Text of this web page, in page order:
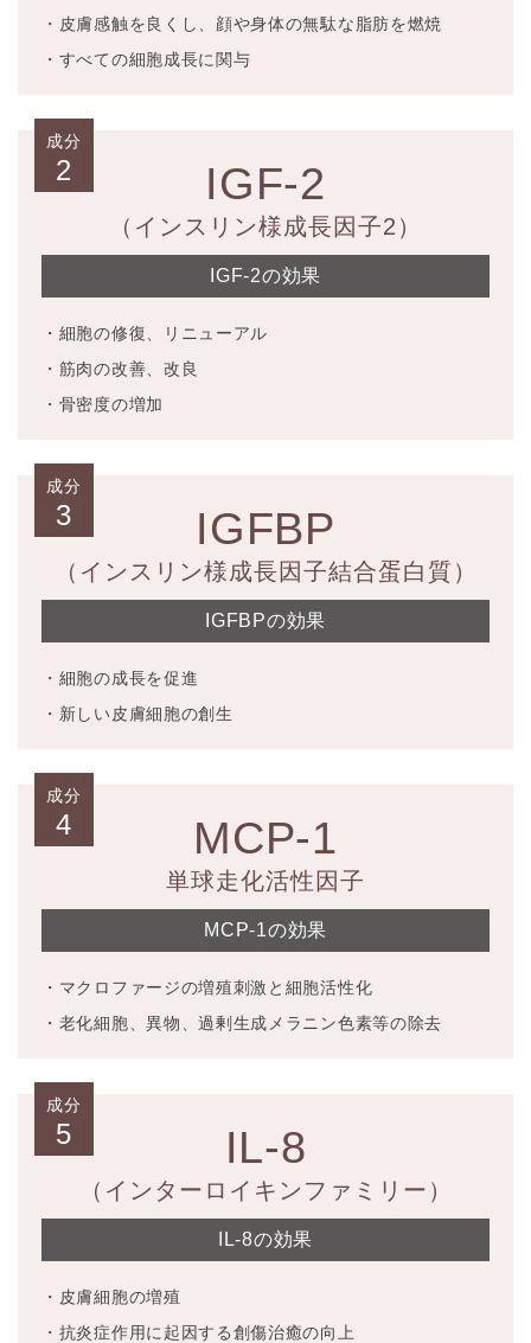
・皮膚感触を良くし、顔や身体の無駄な脂肪を燃焼
・すべての細胞成長に関与
成分
2 IGF-2
（インスリン様成長因子2）
IGF-2の効果
・細胞の修復、リニューアル
・筋肉の改善、改良
・骨密度の増加
成分
3 IGFBP
（インスリン様成長因子結合蛋白質）
IGFBPの効果
・細胞の成長を促進
・新しい皮膚細胞の創生
成分
4 MCP-1
単球走化活性因子
MCP-1の効果
・マクロファージの増殖刺激と細胞活性化
・老化細胞、異物、過剰生成メラニン色素等の除去
成分
5 IL-8
（インターロイキンファミリー）
IL-8の効果
・皮膚細胞の増殖
・抗炎症作用に起因する創傷治癒の向上